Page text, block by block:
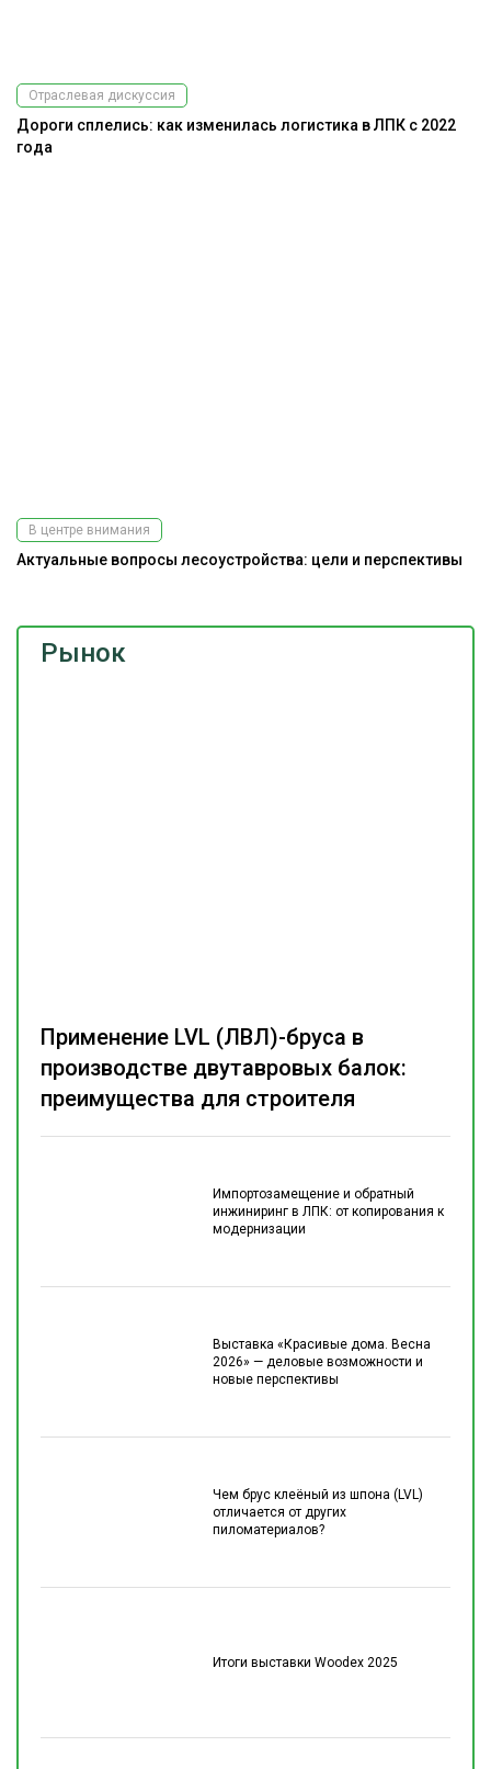
Рынок
Импортозамещение и обратный
инжиниринг в ЛПК: от копирования к
модернизации
Выставка «Красивые дома. Весна
2026» — деловые возможности и
новые перспективы
Чем брус клеёный из шпона (LVL)
отличается от других
пиломатериалов?
Итоги выставки Woodex 2025
Применение LVL (ЛВЛ)-бруса в
производстве двутавровых балок:
преимущества для строителя
Отраслевая дискуссия
Дороги сплелись: как изменилась логистика в ЛПК с 2022
года
В центре внимания
Актуальные вопросы лесоустройства: цели и перспективы